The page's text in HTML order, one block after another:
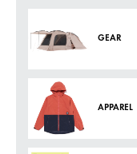
GEAR
APPAREL